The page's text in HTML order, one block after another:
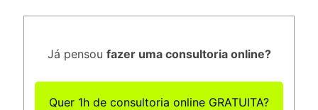
Já pensou fazer uma consultoria online?
Quer 1h de consultoria online GRATUITA?